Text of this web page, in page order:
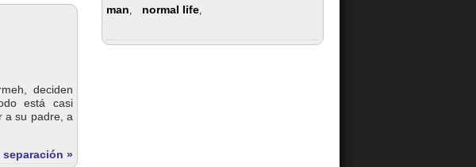
deciden
está casi
a su padre, a
separación »
man, normal life,